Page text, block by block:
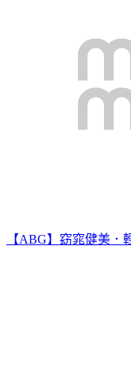
【ABG】窈窕健美．